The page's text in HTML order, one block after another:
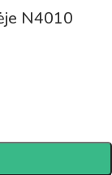
N4010